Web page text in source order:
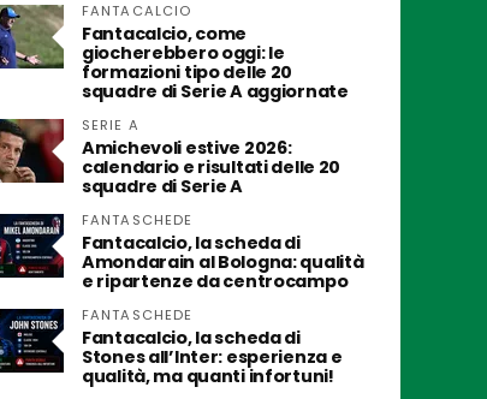
FANTACALCIO
Fantacalcio, come
giocherebbero oggi: le
formazioni tipo delle 20
squadre di Serie A aggiornate
SERIE A
Amichevoli estive 2026:
calendario e risultati delle 20
squadre di Serie A
FANTASCHEDE
Fantacalcio, la scheda di
Amondarain al Bologna: qualità
e ripartenze da centrocampo
FANTASCHEDE
Fantacalcio, la scheda di
Stones all’Inter: esperienza e
qualità, ma quanti infortuni!